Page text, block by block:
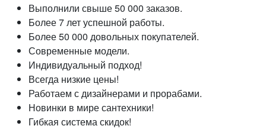
Выполнили свыше 50 000 заказов.
Более 7 лет успешной работы.
Более 50 000 довольных покупателей.
Современные модели.
Индивидуальный подход!
Всегда низкие цены!
Работаем с дизайнерами и прорабами.
Новинки в мире сантехники!
Гибкая система скидок!